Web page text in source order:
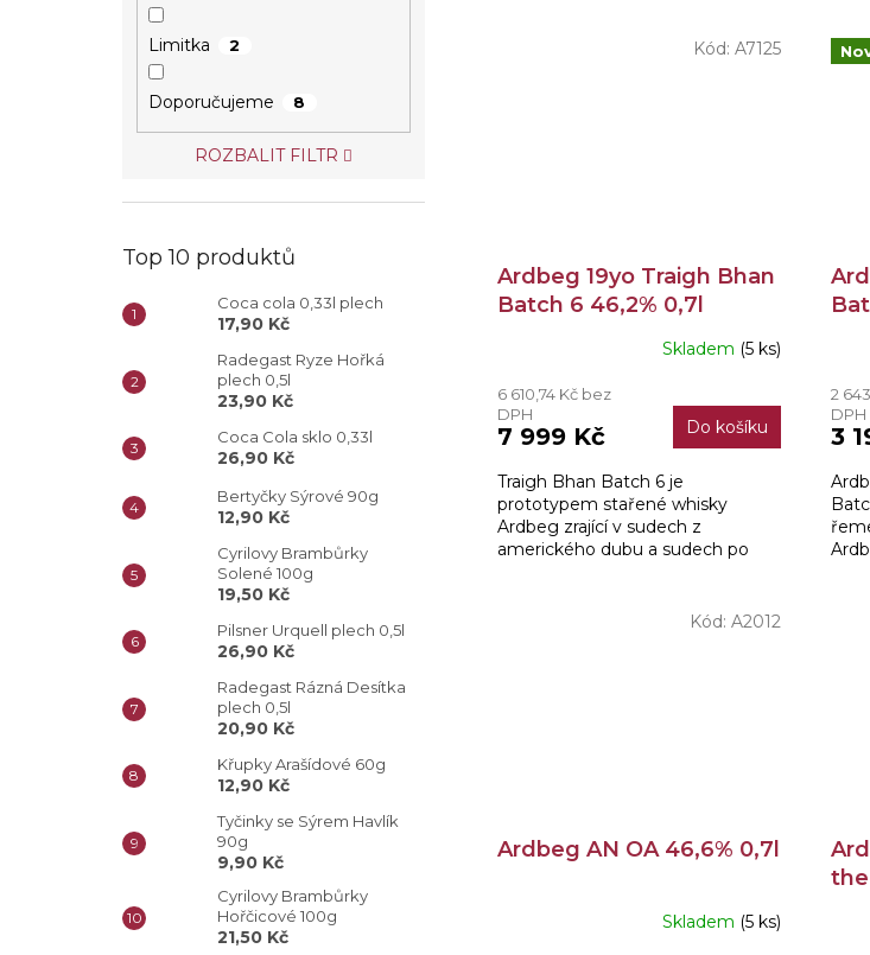
Limitka 2
Doporučujeme 8
ROZBALIT FILTR
Top 10 produktů
Coca cola 0,33l plech
17,90 Kč
Radegast Ryze Hořká
plech 0,5l
23,90 Kč
Coca Cola sklo 0,33l
26,90 Kč
Bertyčky Sýrové 90g
12,90 Kč
Cyrilovy Brambůrky
Solené 100g
19,50 Kč
Pilsner Urquell plech 0,5l
26,90 Kč
Radegast Rázná Desítka
plech 0,5l
20,90 Kč
Křupky Arašídové 60g
12,90 Kč
Tyčinky se Sýrem Havlík
90g
9,90 Kč
Cyrilovy Brambůrky
Hořčicové 100g
21,50 Kč
Ardbeg 19yo Traigh Bhan
Batch 6 46,2% 0,7l
Skladem (5 ks)
6 610,74 Kč bez
DPH
7 999 Kč Do košíku
Traigh Bhan Batch 6 je
prototypem stařené whisky
Ardbeg zrající v sudech z
amerického dubu a sudech po
Kód: A7125
2
DPH
3
Ardbeg AN OA 46,6% 0,7l
Skladem (5 ks)
Kód: A2012
the